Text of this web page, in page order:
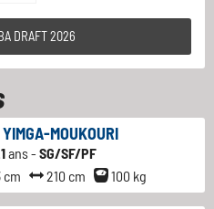
DRAFT 2026
YIMGA-MOUKOURI
ans - SG/SF/PF
cm
210 cm 100 kg